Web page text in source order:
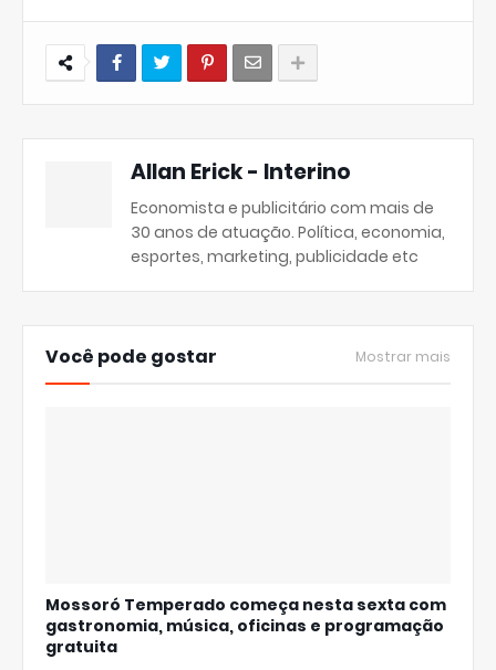
Allan Erick - Interino
Economista e publicitário com mais de
30 anos de atuação. Política, economia,
esportes, marketing, publicidade etc
Você pode gostar Mostrar mais
Mossoró Temperado começa nesta sexta com
gastronomia, música, oficinas e programação
gratuita